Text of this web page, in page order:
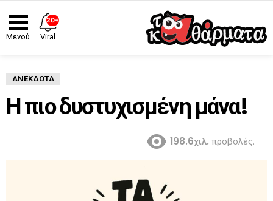
Μενού
ΑΝΈΚΔΟΤΑ
Η πιο δυστυχισμένη μάνα!
198.6χιλ. προβολές.
20+
Viral